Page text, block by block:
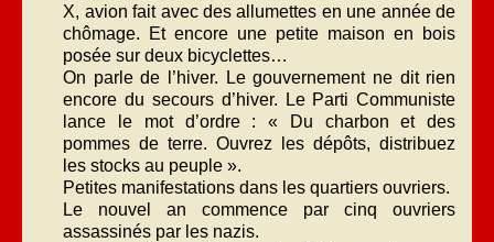
X, avion fait avec des allumettes en une année de
chômage. Et encore une petite maison en bois
posée sur deux bicyclettes…
On parle de l’hiver. Le gouvernement ne dit rien
encore du secours d’hiver. Le Parti Communiste
lance le mot d’ordre : « Du charbon et des
pommes de terre. Ouvrez les dépôts, distribuez
les stocks au peuple ».
Petites manifestations dans les quartiers ouvriers.
Le nouvel an commence par cinq ouvriers
assassinés par les nazis.